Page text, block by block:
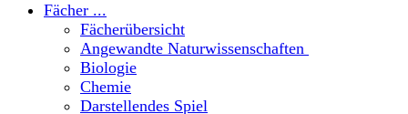
Fächer ...
Fächerübersicht
Angewandte Naturwissenschaften
Biologie
Chemie
Darstellendes Spiel